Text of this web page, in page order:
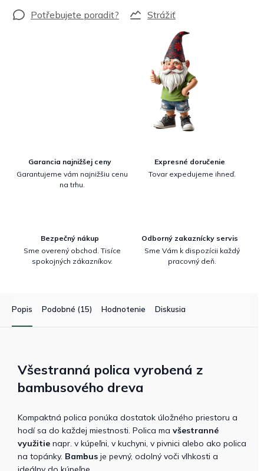
Strážiť
Garancia najnižšej ceny
Garantujeme vám najnižšiu cenu
na trhu.
Expresné doručenie
Tovar expedujeme ihneď.
Bezpečný nákup
Sme overený obchod. Tisíce
spokojných zákazníkov.
Odborný zakaznícky servis
Sme Vám k dispozícii každý
pracovný deň.
Popis Podobné (15) Hodnotenie Diskusia
Všestranná polica vyrobená z
bambusového dreva
Kompaktná polica ponúka dostatok úložného priestoru a
hodí sa do každej miestnosti. Polica ma všestranné
využitie napr. v kúpeľni, v kuchyni, v pivnici alebo ako polica
na topánky. Bambus je pevný, odolný voči vlhkosti a